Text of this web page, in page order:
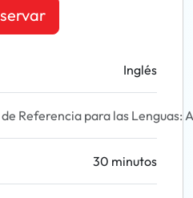
Inglés
Referencia para las Lenguas:
30 minutos